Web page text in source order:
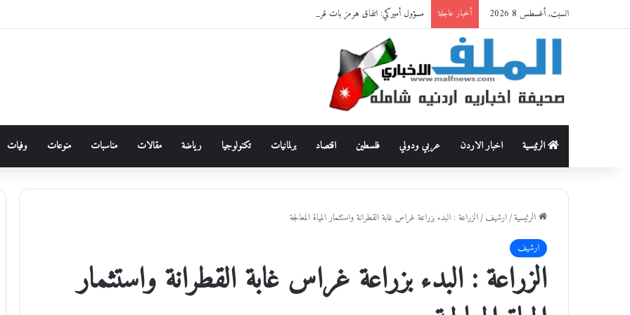
السبت, أغسطس 8 2026 أخبار عاجلة مسؤول أميركي: اتفاق هرمز بات قريبًا
الرئيسية اخبار الاردن عربي ودولي فلسطين اقتصاد برلمانيات تكنولوجيا رياضة مقالات مناسبات منوعات وفيات
الرئيسية/ارشيف/الزراعة : البدء بزراعة غراس غابة القطرانة واستثمار المياة المعالجة
ارشيف
الزراعة : البدء بزراعة غراس غابة القطرانة واستثمار